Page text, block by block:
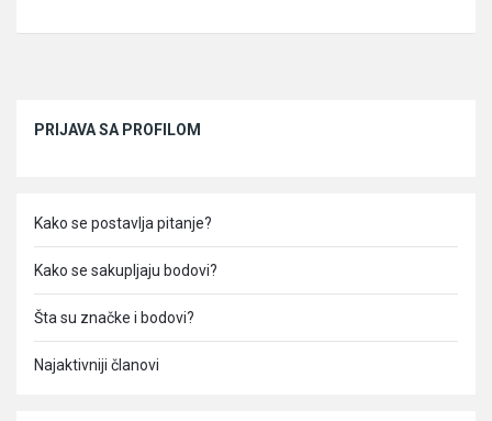
PRIJAVA SA PROFILOM
Kako se postavlja pitanje?
Kako se sakupljaju bodovi?
Šta su značke i bodovi?
Najaktivniji članovi